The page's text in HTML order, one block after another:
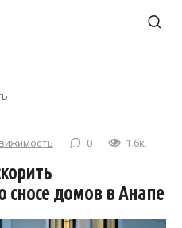
0 1.6к.
сносе домов в Анапе